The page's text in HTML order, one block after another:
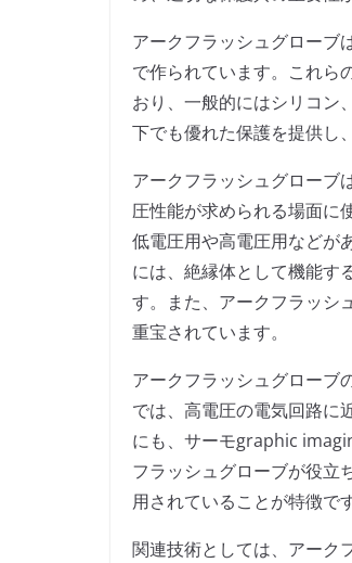
アークフラッシュグローブ
で作られています。これら
おり、一般的にはシリコン
下でも優れた保護を提供し
アークフラッシュグローブ
圧性能が求められる場面に
低電圧用や高電圧用などが
には、絶縁体として機能す
す。また、アークフラッシ
重宝されています。
アークフラッシュグローブ
では、高電圧の電気回路に
にも、サーモgraphic
フラッシュグローブが役立
用されていることが特徴です
関連技術としては、アーク